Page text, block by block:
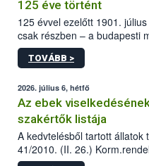
125 éve történt
125 évvel ezelőtt 1901.
csak részben – a budapesti
állomás a Kis Rókus utca 15.
tervezett új épületébe.
TOVÁBB >
2026. július 6, hétfő
Az ebek
szakértők listája
A kedvtelésből tartott állatok
41/2010. (II. 26.)
sérülés, illetve ennek